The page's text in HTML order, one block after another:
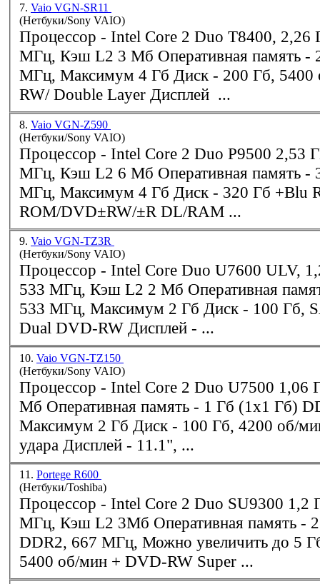
7. Vaio VGN-SR11
(Нетбуки/Sony VAIO)
Процессор - Intel Core 2 Duo T8400, 2,26 ГГц, Шина 800
МГц, Максимум 4 Гб Диск - 200 Гб, 5400 об/мин, + DVD-
RW/ Double Layer Дисплей ...
8. Vaio VGN-Z590
(Нетбуки/Sony VAIO)
Процессор - Intel Core 2 Duo P9500 2,53 ГГц, Шина 1066
МГц, Максимум 4 Гб Диск - 320 Гб +Blu Ray (BD-R/-RE/-
ROM/DVD±RW/±R DL/RAM ...
9. Vaio VGN-TZ3R
(Нетбуки/Sony VAIO)
Процессор - Intel Core Duo U7600 ULV, 1,2 ГГц, Шина
533 МГц, Максимум 2 Гб Диск - 100 Гб, SATA 4200rpm +
Dual DVD-RW Дисплей - ...
10. Vaio VGN-TZ150
(Нетбуки/Sony VAIO)
Процессор - Intel Core 2 Duo U7500 1,06 ГГц, Кэш L2 2
Мб Оперативная память - 1 Гб (1x1 Гб)
Максимум 2 Гб Диск - 100 Гб, 4200 об/мин, с защитой от
удара Дисплей - 11.1", ...
11. Portege R600
(Нетбуки/Toshiba)
Процессор - Intel Core 2 Duo SU9300 1,2 ГГц, Шина 800
DDR2, 667 МГц, Можно увеличить до 5 Гб Диск - 160
5400 об/мин + DVD-RW Super ...